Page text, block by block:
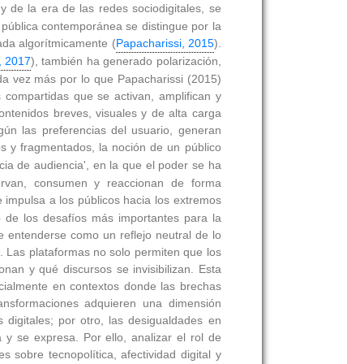
de la era de las redes sociodigitales, se
contemporánea se distingue por la
algorítmicamente (Papacharissi, 2015).
2017), también ha generado polarización,
vez más por lo que Papacharissi (2015)
que se activan, amplifican y
breves, visuales y de alta carga
las preferencias del usuario, generan
y fragmentados, la noción de un público
de audiencia', en la que el poder se ha
consumen y reaccionan de forma
a los públicos hacia los extremos
los desafíos más importantes para la
entenderse como un reflejo neutral de lo
plataformas no solo permiten que los
y qué discursos se invisibilizan. Esta
en contextos donde las brechas
adquieren una dimensión
por otro, las desigualdades en
y se expresa. Por ello, analizar el rol de
sobre tecnopolítica, afectividad digital y